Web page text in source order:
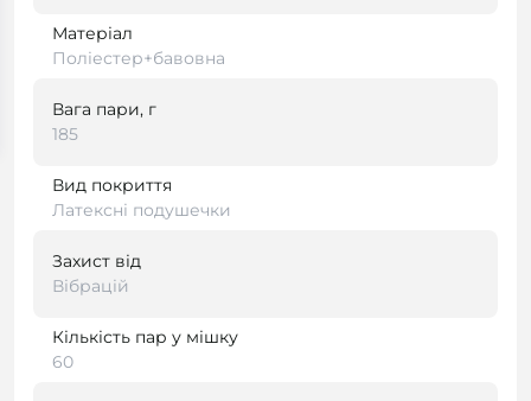
Матеріал
Поліестер+бавовна
Вага пари, г
185
Вид покриття
Латексні подушечки
Захист від
Вібрацій
Кількість пар у мішку
60